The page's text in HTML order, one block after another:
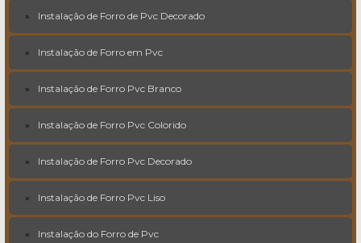
Instalação de Forro de Pvc Decorado
Instalação de Forro em Pvc
Instalação de Forro Pvc Branco
Instalação de Forro Pvc Colorido
Instalação de Forro Pvc Decorado
Instalação de Forro Pvc Liso
Instalação do Forro de Pvc